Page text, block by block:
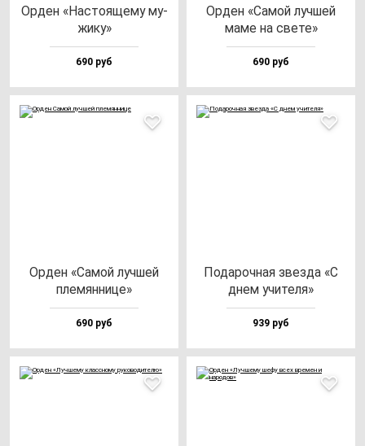
Орден «Нас­то­яще­му му­
жи­ку»
690 руб
Орден «Самой луч­шей
ма­ме на све­те»
690 руб
Орден «Самой луч­шей
пле­мян­ни­це»
690 руб
Пода­роч­ная звез­да «С
днем учи­те­ля»
939 руб